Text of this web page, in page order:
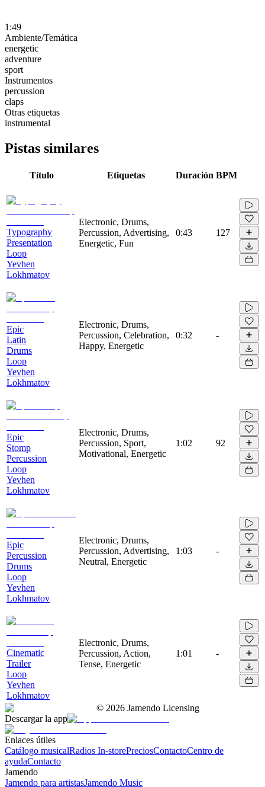
1:49
Ambiente/Temática
energetic
adventure
sport
Instrumentos
percussion
claps
Otras etiquetas
instrumental
Pistas similares
Título Etiquetas Duración BPM
Typography
Presentation
Loop
Yevhen
Lokhmatov
Electronic, Drums,
Percussion, Advertising,
Energetic, Fun
0:43 127
Epic
Latin
Drums
Loop
Yevhen
Lokhmatov
Electronic, Drums,
Percussion, Celebration,
Happy, Energetic
0:32 -
Epic
Stomp
Percussion
Loop
Yevhen
Lokhmatov
Electronic, Drums,
Percussion, Sport,
Motivational, Energetic
1:02 92
Epic
Percussion
Drums
Loop
Yevhen
Lokhmatov
Electronic, Drums,
Percussion, Advertising,
Neutral, Energetic
1:03 -
Cinematic
Trailer
Loop
Yevhen
Lokhmatov
Electronic, Drums,
Percussion, Action,
Tense, Energetic
1:01 -
© 2026 Jamendo Licensing
Descargar la app
Enlaces útiles
Catálogo musicalRadios In-storePreciosContactoCentro de
ayudaContacto
Jamendo
Jamendo para artistasJamendo Music